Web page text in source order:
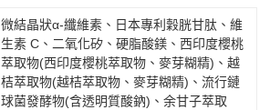
微結晶狀α-纖維素、日本專利穀胱甘肽、維
生素 C、二氧化矽、硬脂酸鎂、西印度櫻桃
萃取物(西印度櫻桃萃取物、麥芽糊精)、越
桔萃取物(越桔萃取物、麥芽糊精)、流行鏈
球菌發酵物(含透明質酸鈉)、余甘子萃取